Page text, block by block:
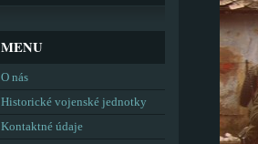
MENU
O nás
Historické vojenské jednotky
Kontaktné údaje